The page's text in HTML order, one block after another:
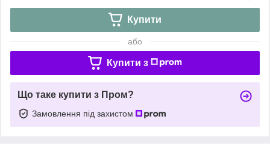
Купити
або
Купити з
Що таке купити з Пром?
Замовлення під захистом